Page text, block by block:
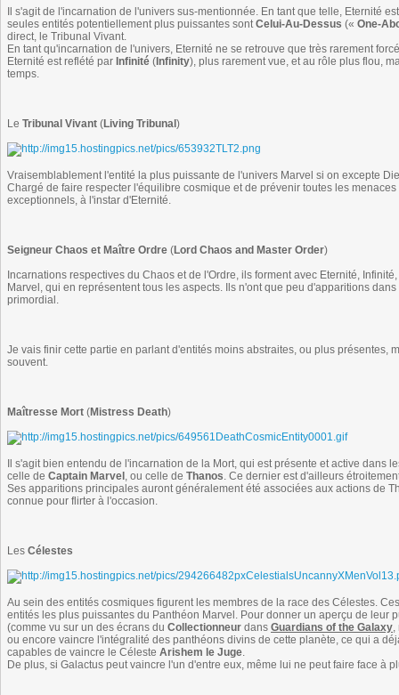
Il s'agit de l'incarnation de l'univers sus-mentionnée. En tant que telle, Eternité
seules entités potentiellement plus puissantes sontCelui-Au-Dessus (« One-
direct, le Tribunal Vivant.
En tant qu'incarnation de l'univers, Eternité ne se retrouve que très rarement
Eternité est reflété par Infinité ( Infinity), plus rarement vue, et au rôle plus flou,
temps.
Le Tribunal Vivant (Living Tribunal )
Vraisemblablement l'entité la plus puissante de l'univers Marvel si on excepte
Chargé de faire respecter l'équilibre cosmique et de prévenir toutes les
exceptionnels, à l'instar d'Eternité.
Seigneur Chaos et Maître Ordre (Lord Chaos and Master Order)
Incarnations respectives du Chaos et de l'Ordre, ils forment avec Eternité,
Marvel, qui en représentent tous les aspects. Ils n'ont que peu d'apparitions
primordial.
Je vais finir cette partie en parlant d'entités moins abstraites, ou plus présentes,
souvent.
Maîtresse Mort (Mistress Death)
Il s'agit bien entendu de l'incarnation de la Mort, qui est présente et active dans
celle de Captain Marvel , ou celle de Thanos. Ce dernier est d'ailleurs
Ses apparitions principales auront généralement été associées aux actions de
connue pour flirter à l'occasion.
Les Célestes
Au sein des entités cosmiques figurent les membres de la race des Célestes.
entités les plus puissantes du Panthéon Marvel. Pour donner un aperçu de leur
(comme vu sur un des écrans du Collectionneur dans Guardians of the Galaxy,
ou encore vaincre l'intégralité des panthéons divins de cette planète, ce qui a
capables de vaincre le Céleste Arishem le Juge.
De plus, si Galactus peut vaincre l'un d'entre eux, même lui ne peut faire face à